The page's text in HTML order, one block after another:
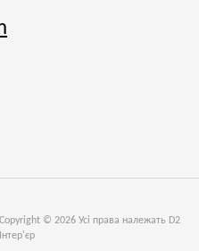
Copyright © 2026 Усі права належать D2
Інтер'єр